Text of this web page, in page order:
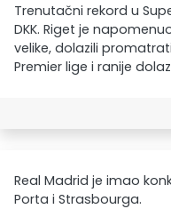
Trenutačni rekord u
DKK. Riget je
velike, dolazili
Premier lige i ranije
Real Madrid je imao
Porta i Strasbourga.